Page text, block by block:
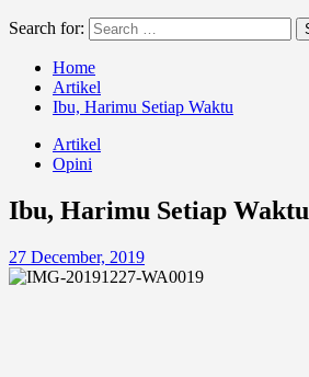
Search for:
Home
Artikel
Ibu, Harimu Setiap Waktu
Artikel
Opini
Ibu, Harimu Setiap Waktu
27 December, 2019